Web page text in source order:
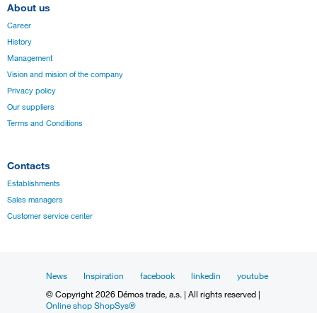
About us
Career
History
Management
Vision and mision of the company
Privacy policy
Our suppliers
Terms and Conditions
Contacts
Establishments
Sales managers
Customer service center
News Inspiration facebook linkedin
youtube
© Copyright 2026 Démos trade, a.s. | All rights reserved |
Online shop ShopSys®